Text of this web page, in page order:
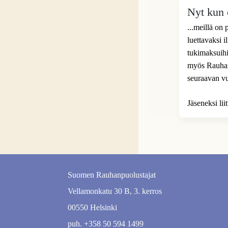
Nyt kun
...meillä on
luettavaksi
myös
seuraavan
Jäseneksi
Suomen Rauhanpuolustajat
Vellamonkatu 30 B, 3. kerros
00550 Helsinki
puh. +358 50 594 1499